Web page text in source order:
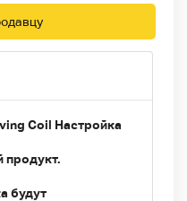
Coil Настройка
продукт.
будут